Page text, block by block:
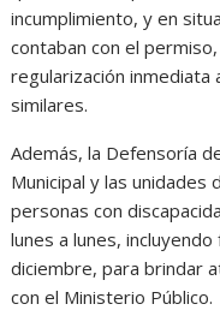
incumplimiento, y en
contaban con el
regularización
similares.
Además, la Defensoría
Municipal y las unidades
personas con
lunes a lunes,
diciembre, para brindar
con el Ministerio Público.